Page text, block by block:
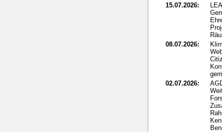
15.07.2026:
08.07.2026:
02.07.2026: